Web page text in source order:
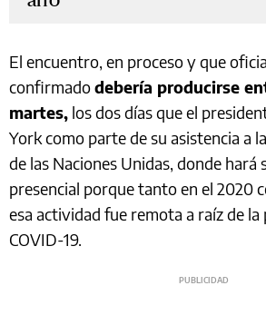
El encuentro, en proceso y que
confirmadodebería producirse
martes, los dos días que el
York como parte de su asistencia a
de las Naciones Unidas, donde hará
presencial porque tanto en el 2020
esa actividad fue remota a raíz de la
COVID-19.